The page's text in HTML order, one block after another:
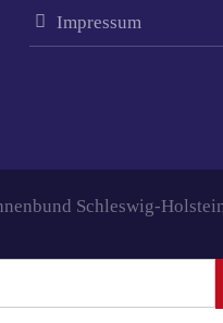
Impressum
Schleswig-